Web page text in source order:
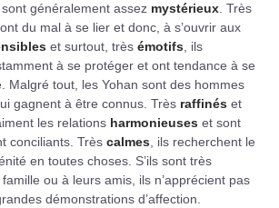
généralement assez mystérieux . Très
ont du mal à se lier et donc, à s’ouvrir aux
et surtout, très émotifs , ils
à se protéger et ont tendance à se
Malgré tout, les Yohan sont des hommes
gagnent à être connus. Très raffinés et
les relations harmonieuses et sont
conciliants. Très calmes , ils recherchent le
en toutes choses. S’ils sont très
ou à leurs amis, ils n’apprécient pas
démonstrations d’affection.